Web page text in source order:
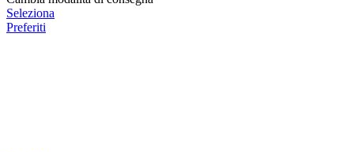
Seleziona
Preferiti